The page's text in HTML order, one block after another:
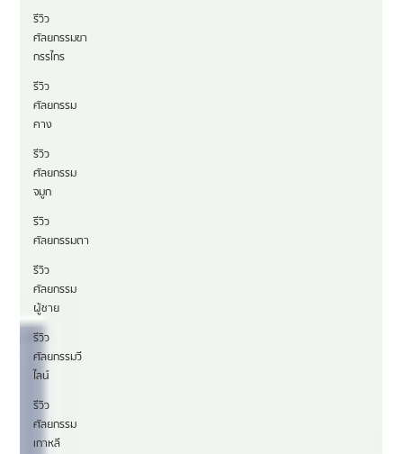
รีวิว
ศัลยกรรมขา
กรรไกร
รีวิว
ศัลยกรรม
คาง
รีวิว
ศัลยกรรม
จมูก
รีวิว
ศัลยกรรมตา
รีวิว
ศัลยกรรม
ผู้ชาย
รีวิว
ศัลยกรรมวี
ไลน์
รีวิว
ศัลยกรรม
เกาหลี